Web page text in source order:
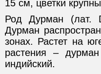
15 см, цветки
Род Дурман (лат.
Дурман
зонах. Растет на
растения –
индийский.